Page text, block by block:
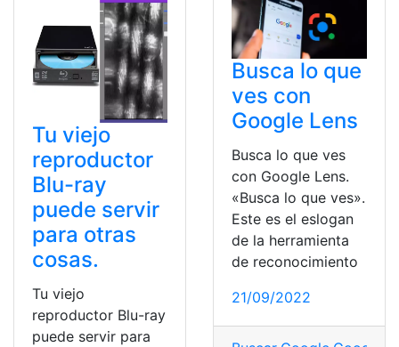
Tu viejo
reproductor
Blu-ray
puede servir
para otras
cosas.
Tu viejo
reproductor Blu-ray
puede servir para
Busca lo que
ves con
Google Lens
Busca lo que ves
con Google Lens.
«Busca lo que ves».
Este es el eslogan
de la herramienta
de reconocimiento
21/09/2022